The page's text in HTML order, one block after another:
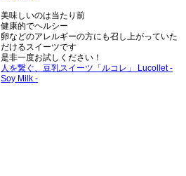
美味しいのは当たり前
健康的でヘルシー
卵などのアレルギーの方にも召し上がっていた
だけるスイーツです
是非一度お試しください！
人を繋ぐ、豆乳スイーツ「ルコレ」 Lucollet -
Soy Milk -